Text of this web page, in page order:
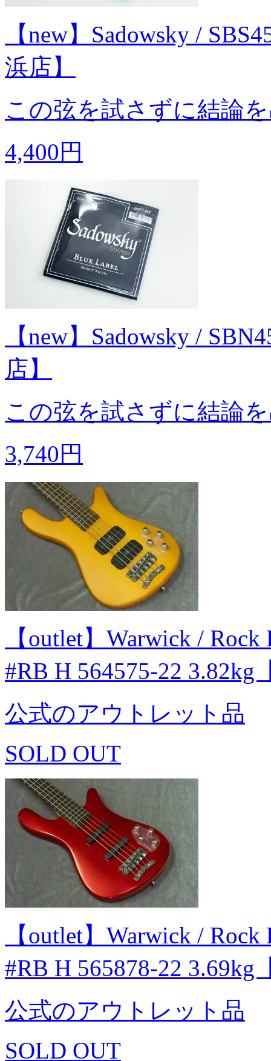
【new】Sadowsky /
浜店】
この弦を試さずに結論
4,400円
【new】Sadowsky /
店】
この弦を試さずに結論
3,740円
【outlet】Warwick / Rock
#RB H 564575-22 3.82kg
公式のアウトレット品
SOLD OUT
【outlet】Warwick /
#RB H 565878-22 3.69kg
公式のアウトレット品
SOLD OUT